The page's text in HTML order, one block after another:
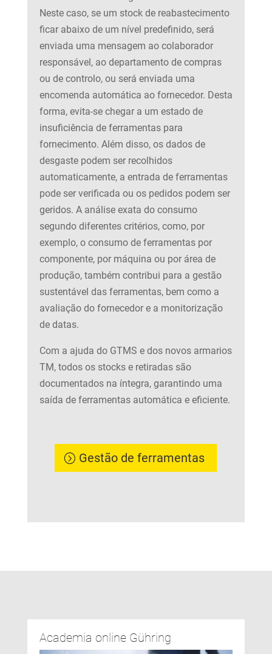
Neste caso, se um stock de reabastecimento
ficar abaixo de um nível predefinido, será
enviada uma mensagem ao colaborador
responsável, ao departamento de compras
ou de controlo, ou será enviada uma
encomenda automática ao fornecedor. Desta
forma, evita-se chegar a um estado de
insuficiência de ferramentas para
fornecimento. Além disso, os dados de
desgaste podem ser recolhidos
automaticamente, a entrada de ferramentas
pode ser verificada ou os pedidos podem ser
geridos. A análise exata do consumo
segundo diferentes critérios, como, por
exemplo, o consumo de ferramentas por
componente, por máquina ou por área de
produção, também contribui para a gestão
sustentável das ferramentas, bem como a
avaliação do fornecedor e a monitorização
de datas.
Com a ajuda do GTMS e dos novos armarios
TM, todos os stocks e retiradas são
documentados na íntegra, garantindo uma
saída de ferramentas automática e eficiente.
Gestão de ferramentas
Academia online Gühring